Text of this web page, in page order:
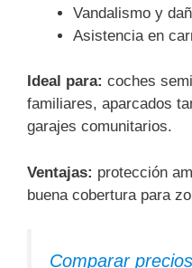
Vandalismo y
Asistencia en
Ideal para: coches
familiares, aparcados
garajes comunitarios.
Ventajas: protección
buena cobertura para
Comparar